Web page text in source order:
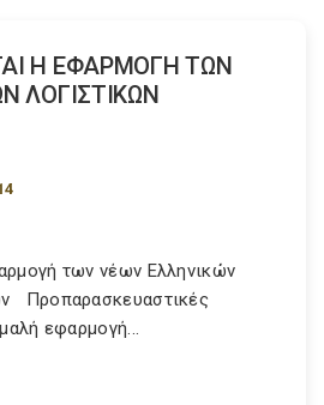
Η ΕΦΑΡΜΟΓΗ ΤΩΝ
ΛΟΓΙΣΤΙΚΩΝ
των νέων Ελληνικών
Προπαρασκευαστικές
εφαρμογή...